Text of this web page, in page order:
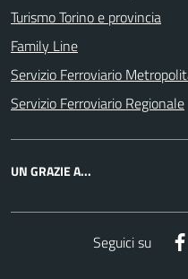
Turismo Torino e provincia
Family Line
Servizio Ferroviario
Servizio Ferroviario Regionale
UN GRAZIE A...
Seguici su